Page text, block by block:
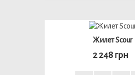
Жилет Scour
2 248 грн